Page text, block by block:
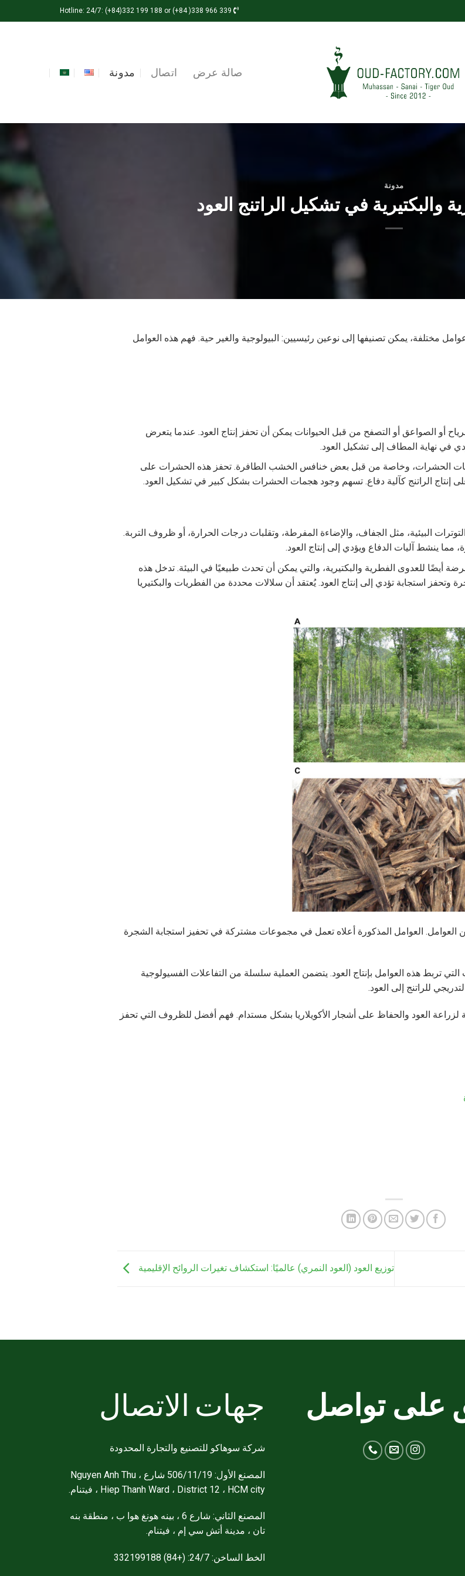
صالة عرض اتصال مدونة
مدونة
والبكتيرية في تشكيل الراتنج العود
مختلفة، يمكن تصنيفها إلى نوعين رئيسيين: البيولوجية والغير حية. فهم هذه العوامل
أو الصواعق أو التصفح من قبل الحيوانات يمكن أن تحفز إنتاج العود. عندما يتعرض
في نهاية المطاف إلى تشكيل العود.
الحشرات، وخاصة من قبل بعض خنافس الخشب الطافرة. تحفز هذه الحشرات على
الراتنج كآلية دفاع. تسهم وجود هجمات الحشرات بشكل كبير في تشكيل العود.
البيئية، مثل الجفاف، والإضاءة المفرطة، وتقلبات درجات الحرارة، أو ظروف التربة.
مما ينشط آليات الدفاع ويؤدي إلى إنتاج العود.
أيضًا للعدوى الفطرية والبكتيرية، والتي يمكن أن تحدث طبيعيًا في البيئة. تدخل هذه
وتحفز استجابة تؤدي إلى إنتاج العود. يُعتقد أن سلالات محددة من الفطريات والبكتيريا
من العوامل. العوامل المذكورة أعلاه تعمل في مجموعات مشتركة في تحفيز استجابة الشجرة
التي تربط هذه العوامل بإنتاج العود. يتضمن العملية سلسلة من التفاعلات الفسيولوجية
للراتنج إلى العود.
لزراعة العود والحفاظ على أشجار الأكويلاريا بشكل مستدام. فهم أفضل للظروف التي تحفز
توزيع العود (العود النمري) عالميًا: استكشاف تغيرات الروائح الإقليمية
على تواصل جهات الاتصال
شركة سوهاكو للتصنيع والتجارة المحدودة
المصنع الأول: 506/11/19 شارع Nguyen Anh Thu ،
Hiep Thanh Ward ، District 12 ، HCM city ، فيتنام.
المصنع الثاني: شارع 6 ، بينه هونغ هوا ب ، منطقة بنه
تان ، مدينة أتش سي إم ، فيتنام.
الخط الساخن: 24/7: (+84) 332199188